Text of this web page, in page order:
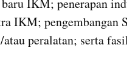
IKM; penerapan
IKM; pengembangan
peralatan; serta